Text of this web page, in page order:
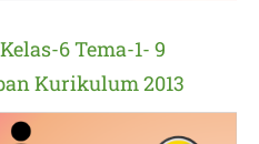
6 Tema-1- 9
Kurikulum 2013